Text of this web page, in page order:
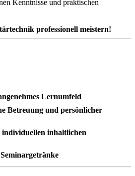
Kenntnisse und praktischen
professionell meistern!
Lernumfeld
Betreuung und persönlicher
inhaltlichen